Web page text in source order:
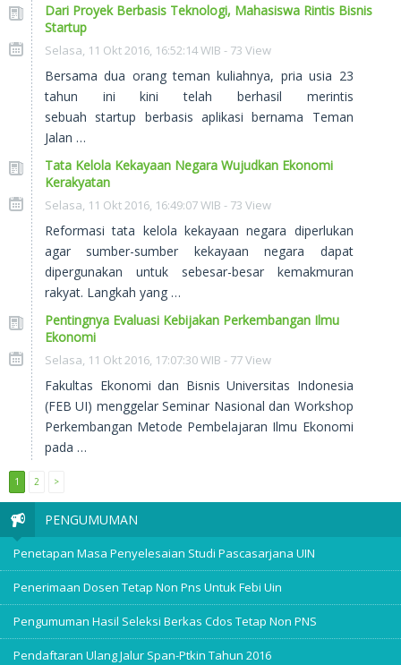
Dari Proyek Berbasis Teknologi, Mahasiswa Rintis Bisnis
Startup
Selasa, 11 Okt 2016, 16:52:14 WIB - 73 View
Bersama dua orang teman kuliahnya, pria usia 23
tahun ini kini telah berhasil merintis
sebuah startup berbasis aplikasi bernama Teman
Jalan …
Tata Kelola Kekayaan Negara Wujudkan Ekonomi
Kerakyatan
Selasa, 11 Okt 2016, 16:49:07 WIB - 73 View
Reformasi tata kelola kekayaan negara diperlukan
agar sumber-sumber kekayaan negara dapat
dipergunakan untuk sebesar-besar kemakmuran
rakyat. Langkah yang …
Pentingnya Evaluasi Kebijakan Perkembangan Ilmu
Ekonomi
Selasa, 11 Okt 2016, 17:07:30 WIB - 77 View
Fakultas Ekonomi dan Bisnis Universitas Indonesia
(FEB UI) menggelar Seminar Nasional dan Workshop
Perkembangan Metode Pembelajaran Ilmu Ekonomi
pada …
1 2 >
PENGUMUMAN
Penetapan Masa Penyelesaian Studi Pascasarjana UIN
Penerimaan Dosen Tetap Non Pns Untuk Febi Uin
Pengumuman Hasil Seleksi Berkas Cdos Tetap Non PNS
Pendaftaran Ulang Jalur Span-Ptkin Tahun 2016